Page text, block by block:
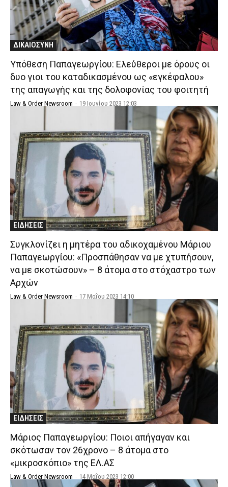
ΔΙΚΑΙΟΣΥΝΗ
Υπόθεση Παπαγεωργίου: Ελεύθεροι με όρους οι
δυο γιοι του καταδικασμένου ως «εγκέφαλου»
της απαγωγής και της δολοφονίας του φοιτητή
Law & Order Newsroom - 19 Ιουνίου 2023 12:03
ΕΙΔΗΣΕΙΣ
Συγκλονίζει η μητέρα του αδικοχαμένου Μάριου
Παπαγεωργίου: «Προσπάθησαν να με χτυπήσουν,
να με σκοτώσουν» – 8 άτομα στο στόχαστρο των
Αρχών
Law & Order Newsroom - 17 Μαΐου 2023 14:10
ΕΙΔΗΣΕΙΣ
Μάριος Παπαγεωργίου: Ποιοι απήγαγαν και
σκότωσαν τον 26χρονο – 8 άτομα στο
«μικροσκόπιο» της ΕΛ.ΑΣ
Law & Order Newsroom - 14 Μαΐου 2023 12:00